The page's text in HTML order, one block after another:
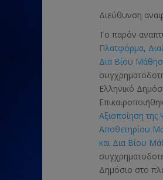
Διεύθυνση
Το παρόν
Πλατφόρμα,
Δια Βίου
Ελληνικό
Αξιοποίηση της
Αποθετηρίου
και Δια Βίου
Δημόσιο στο